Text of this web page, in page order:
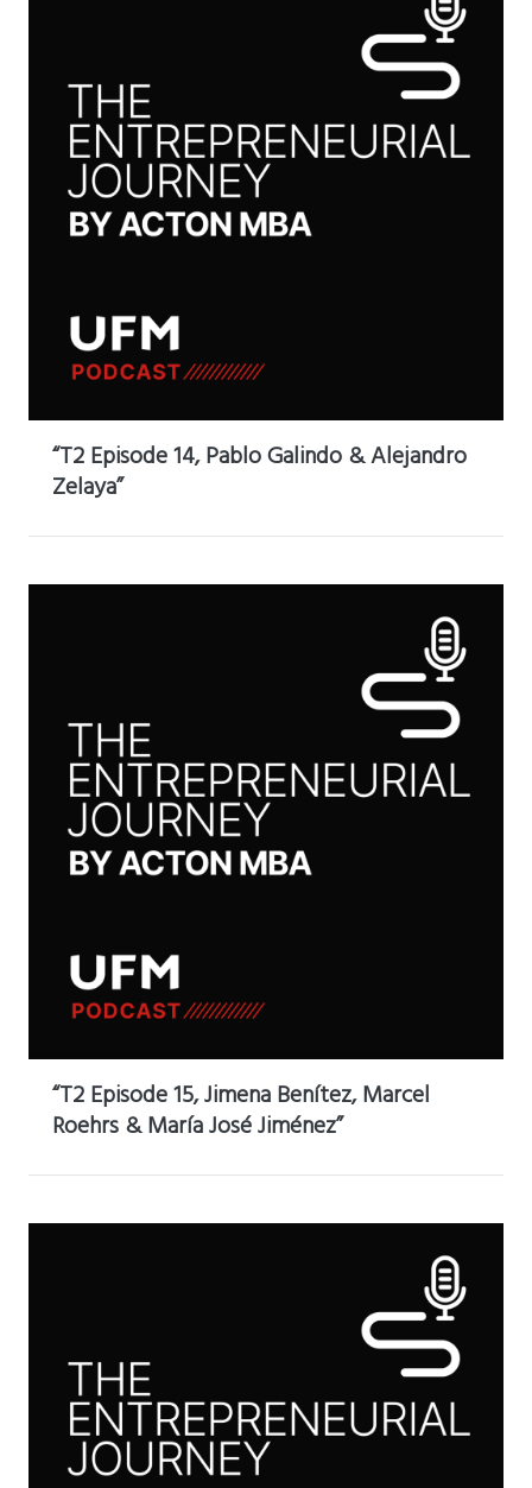
“T2 Episode 14, Pablo Galindo & Alejandro
Zelaya”
“T2 Episode 15, Jimena Benítez, Marcel
Roehrs & María José Jiménez”